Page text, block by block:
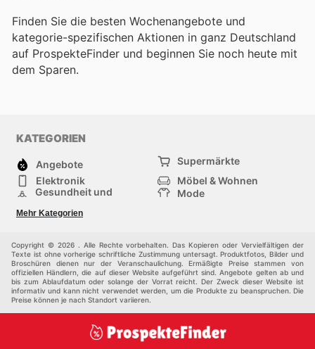
Finden Sie die besten Wochenangebote und
kategorie-spezifischen Aktionen in ganz Deutschland
auf ProspekteFinder und beginnen Sie noch heute mit
dem Sparen.
KATEGORIEN
Angebote
Supermärkte
Elektronik
Möbel & Wohnen
Gesundheit und
Mode
Sportartikel und
Sportbekleidung
Einkaufzentren
Andere
Mehr Kategorien
Copyright © 2026 . Alle Rechte vorbehalten. Das Kopieren oder Vervielfältigen der
Texte ist ohne vorherige schriftliche Zustimmung untersagt. Produktfotos, Bilder und
Broschüren dienen nur der Veranschaulichung. Ermäßigte Preise stammen von
offiziellen Händlern, die auf dieser Website aufgeführt sind. Angebote gelten ab und
bis zum Ablaufdatum oder solange der Vorrat reicht. Der Zweck dieser Website ist
informativ und kann nicht verwendet werden, um die Produkte zu beanspruchen. Die
Preise können je nach Standort variieren.